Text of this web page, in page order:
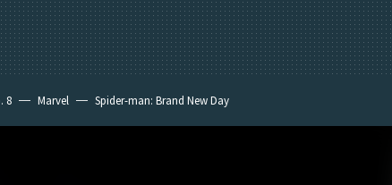
8 Marvel Spider-man: Brand New Day